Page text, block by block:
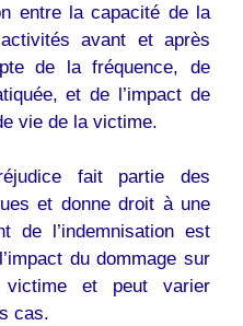
entre la capacité de la
avant et après
de la fréquence, de
et de l’impact de
vie de la victime.
fait partie des
et donne droit à une
de l’indemnisation est
du dommage sur
et peut varier
cas.